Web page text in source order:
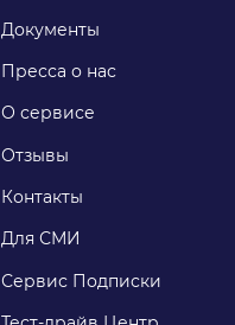
Документы
Пресса о нас
О сервисе
Отзывы
Контакты
Для СМИ
Сервис Подписки